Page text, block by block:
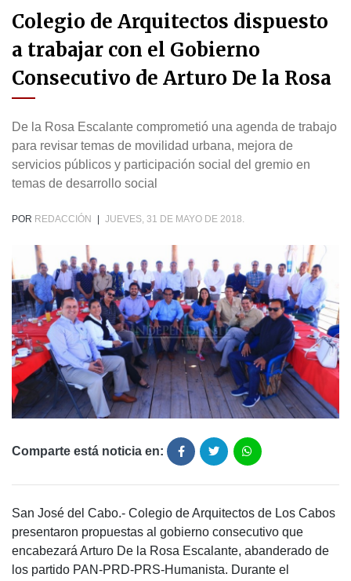
Colegio de Arquitectos dispuesto
a trabajar con el Gobierno
Consecutivo de Arturo De la Rosa
De la Rosa Escalante comprometió una agenda de trabajo
para revisar temas de movilidad urbana, mejora de
servicios públicos y participación social del gremio en
temas de desarrollo social
POR REDACCIÓN JUEVES, 31 DE MAYO DE 2018.
Comparte está noticia en:
San José del Cabo.- Colegio de Arquitectos de Los Cabos
presentaron propuestas al gobierno consecutivo que
encabezará Arturo De la Rosa Escalante, abanderado de
los partido PAN-PRD-PRS-Humanista. Durante el